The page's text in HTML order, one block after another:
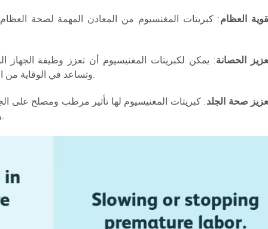
العظام: كبريتات المغنسيوم من المعادن المهمة لصحة
الحصانة: يمكن لكبريتات المغنيسيوم أن تعزز وظيفة
وتساعد في الوقاية من الأمراض الشائعة مثل نزلات البرد والأنفلونزا.
صحة الجلد: كبريتات المغنيسيوم لها تأثير مرطب ومصلح على
والحكة، والحفاظ على الجلد في حالة صحية.